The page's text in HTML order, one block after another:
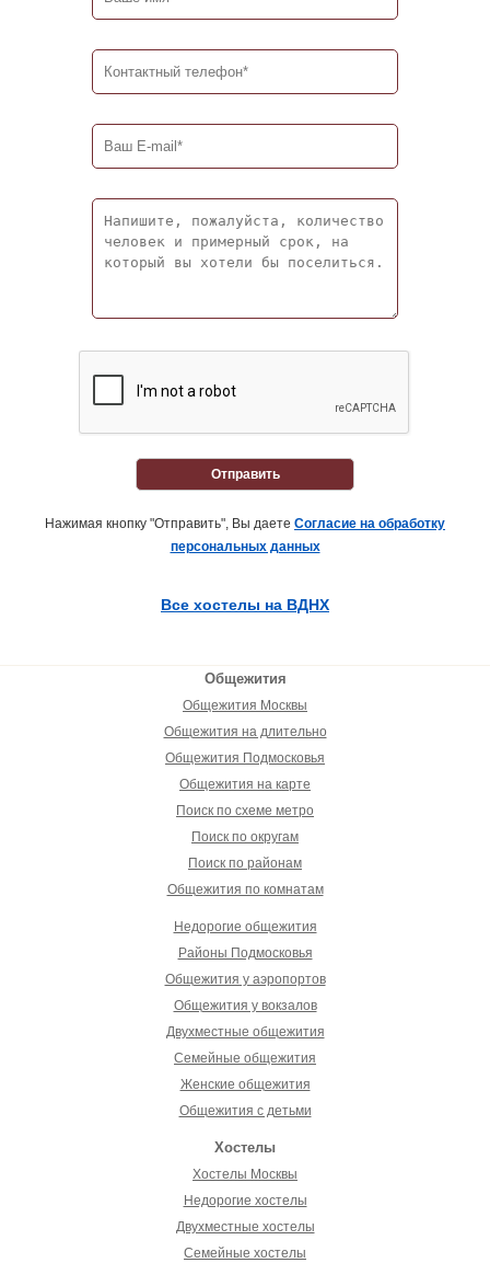
Отправить
Нажимая кнопку "Отправить", Вы даете Согласие на обработку
персональных данных
Все хостелы на ВДНХ
Общежития
Общежития Москвы
Общежития на длительно
Общежития Подмосковья
Общежития на карте
Поиск по схеме метро
Поиск по округам
Поиск по районам
Общежития по комнатам
Недорогие общежития
Районы Подмосковья
Общежития у аэропортов
Общежития у вокзалов
Двухместные общежития
Семейные общежития
Женские общежития
Общежития с детьми
Хостелы
Хостелы Москвы
Недорогие хостелы
Двухместные хостелы
Семейные хостелы